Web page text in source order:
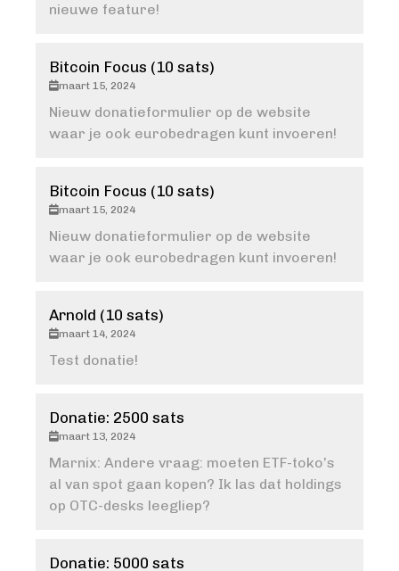
nieuwe feature!
Bitcoin Focus (10 sats)
maart 15, 2024
Nieuw donatieformulier op de website
waar je ook eurobedragen kunt invoeren!
Bitcoin Focus (10 sats)
maart 15, 2024
Nieuw donatieformulier op de website
waar je ook eurobedragen kunt invoeren!
Arnold (10 sats)
maart 14, 2024
Test donatie!
Donatie: 2500 sats
maart 13, 2024
Marnix: Andere vraag: moeten ETF-toko’s
al van spot gaan kopen? Ik las dat holdings
op OTC-desks leegliep?
Donatie: 5000 sats